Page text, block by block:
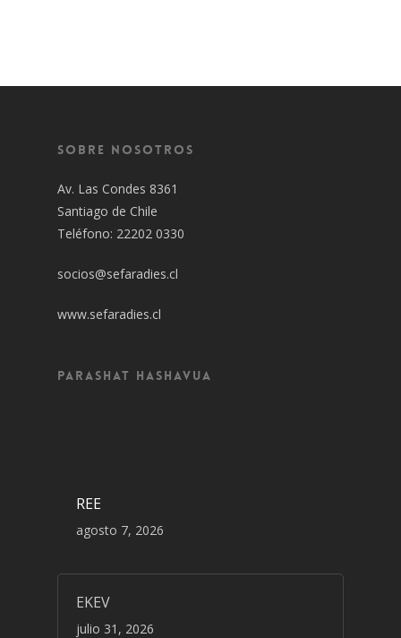
Sobre Nosotros
Av. Las Condes 8361
Santiago de Chile
Teléfono: 22202 0330
socios@sefaradies.cl
www.sefaradies.cl
Parashat Hashavua
REE
agosto 7, 2026
EKEV
julio 31, 2026